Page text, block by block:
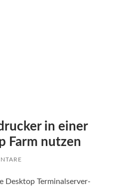
in einer
Farm nutzen
Desktop Terminalserver-